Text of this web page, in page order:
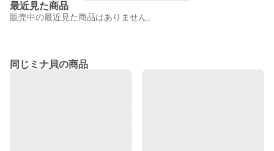
最近見た商品
販売中の最近見た商品はありません。
同じミナ貝の商品